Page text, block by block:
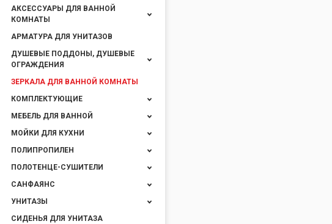
АКСЕССУАРЫ ДЛЯ ВАННОЙ
КОМНАТЫ
АРМАТУРА ДЛЯ УНИТАЗОВ
ДУШЕВЫЕ ПОДДОНЫ, ДУШЕВЫЕ
ОГРАЖДЕНИЯ
ЗЕРКАЛА ДЛЯ ВАННОЙ КОМНАТЫ
КОМПЛЕКТУЮЩИЕ
МЕБЕЛЬ ДЛЯ ВАННОЙ
МОЙКИ ДЛЯ КУХНИ
ПОЛИПРОПИЛЕН
ПОЛОТЕНЦЕ-СУШИТЕЛИ
САНФАЯНС
УНИТАЗЫ
СИДЕНЬЯ ДЛЯ УНИТАЗА